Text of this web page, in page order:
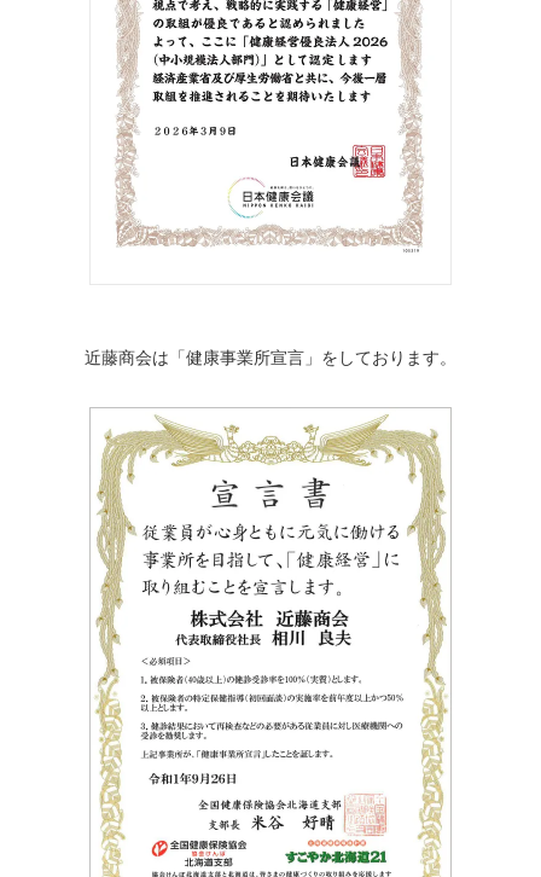
近藤商会は「健康事業所宣言」をしております。